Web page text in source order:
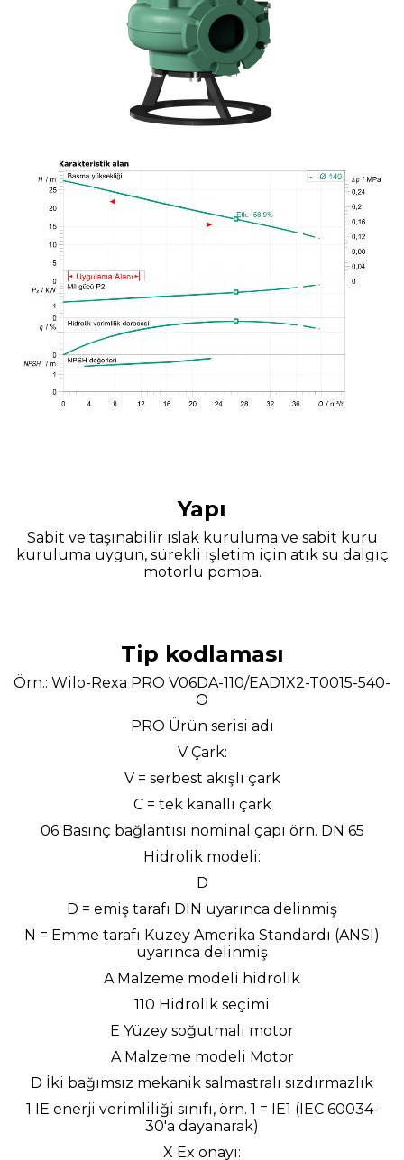
Yapı
Sabit ve taşınabilir ıslak kuruluma ve sabit kuru
kuruluma uygun, sürekli işletim için atık su dalgıç
motorlu pompa.
Tip kodlaması
Örn.: Wilo-Rexa PRO V06DA-110/EAD1X2-T0015-540-
O
PRO Ürün serisi adı
V Çark:
V = serbest akışlı çark
C = tek kanallı çark
06 Basınç bağlantısı nominal çapı örn. DN 65
Hidrolik modeli:
D
D = emiş tarafı DIN uyarınca delinmiş
N = Emme tarafı Kuzey Amerika Standardı (ANSI)
uyarınca delinmiş
A Malzeme modeli hidrolik
110 Hidrolik seçimi
E Yüzey soğutmalı motor
A Malzeme modeli Motor
D İki bağımsız mekanik salmastralı sızdırmazlık
1 IE enerji verimliliği sınıfı, örn. 1 = IE1 (IEC 60034-
30'a dayanarak)
X Ex onayı: